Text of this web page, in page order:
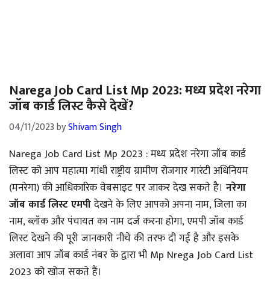
Narega Job Card List Mp 2023: मध्य प्रदेश नरेगा
जॉब कार्ड लिस्ट कैसे देखें?
04/11/2023byShivam Singh
Narega Job Card List Mp 2023 : मध्य प्रदेश नरेगा जॉब कार्ड
लिस्ट को आप महात्मा गांधी राष्ट्रीय ग्रामीण रोजगार गारंटी अधिनियम
(मनरेगा) की आधिकारिक वेबसाइट पर जाकर देख सकते है। नरेगा
जॉब कार्ड लिस्ट एमपीदेखने के लिए आपको अपना नाम, जिला का
नाम, ब्लॉक और पंचायत का नाम दर्ज करना होगा, एमपी जॉब कार्ड
लिस्ट देखने की पूरी जानकारी नीचे की तरफ दी गई है और इसके
अलावा आप जॉब कार्ड नंबर के द्वारा भी Mp Nrega Job Card List
2023 को खोज सकते हैं।